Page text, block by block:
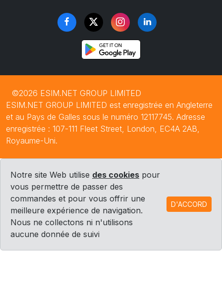
©2026 ESIM.NET GROUP LIMITED
ESIM.NET GROUP LIMITED est enregistrée en Angleterre
et au Pays de Galles sous le numéro 12117745. Adresse
enregistrée : 107-111 Fleet Street, London, EC4A 2AB,
Royaume-Uni.
Notre site Web utilise des cookies pour
vous permettre de passer des
commandes et pour vous offrir une
meilleure expérience de navigation.
Nous ne collectons ni n'utilisons
aucune donnée de suivi
D'ACCORD